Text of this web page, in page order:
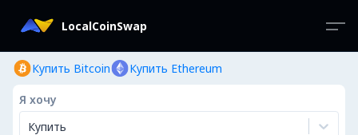
LocalCoinSwap
Купить Bitcoin Купить Ethereum
Я хочу
Купить